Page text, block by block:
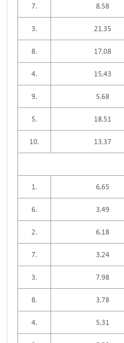
7. 8,58
3. 21,35
8. 17,08
4. 15,43
9. 5,68
5. 18,51
10. 13,37
1. 6,65
6. 3,49
2. 6,18
7. 3,24
3. 7,98
8. 3,78
4. 5,31